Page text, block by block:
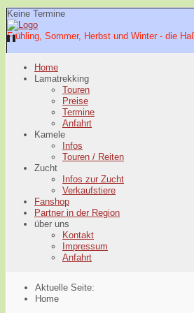
Keine Termine
Frühling, Sommer, Herbst und Winter - die
Home
Lamatrekking
Touren
Preise
Termine
Anfahrt
Kamele
Infos
Touren / Reiten
Zucht
Infos zur Zucht
Verkaufstiere
Fanshop
Partner in der Region
über uns
Kontakt
Impressum
Anfahrt
Aktuelle Seite:
Home